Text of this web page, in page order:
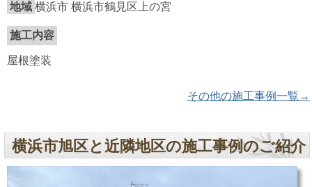
地域 横浜市 横浜市鶴見区上の宮
施工内容
屋根塗装
その他の施工事例一覧→
横浜市旭区と近隣地区の施工事例のご紹介